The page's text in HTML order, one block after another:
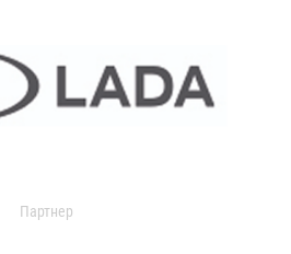
Партнер